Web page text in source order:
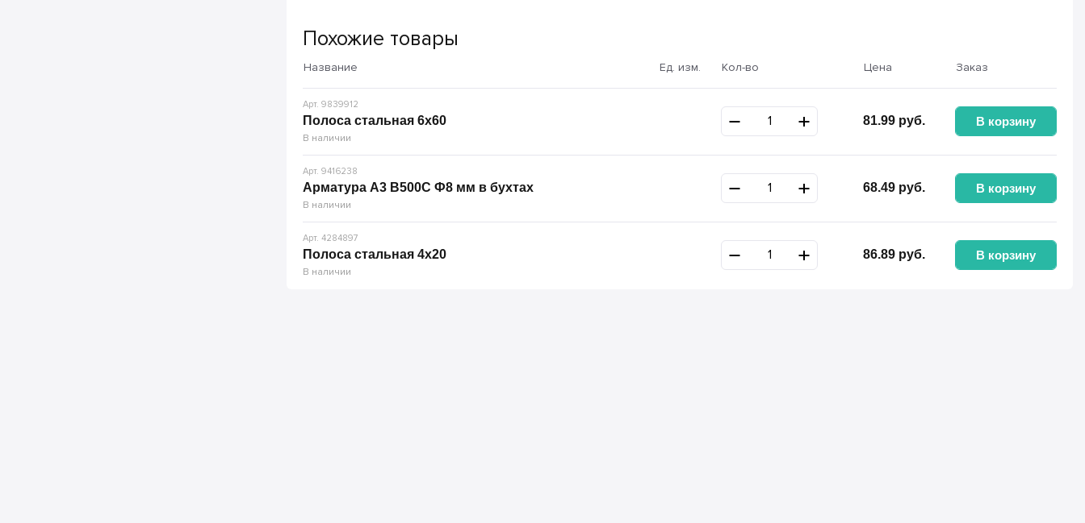
Похожие товары
Название Ед. изм. Кол-во Цена Заказ
Арт. 9839912
Полоса стальная 6х60
В наличии
81.99 руб. В корзину
Арт. 9416238
Арматура А3 В500С Ф8 мм в бухтах
В наличии
68.49 руб. В корзину
Арт. 4284897
Полоса стальная 4х20
В наличии
86.89 руб. В корзину